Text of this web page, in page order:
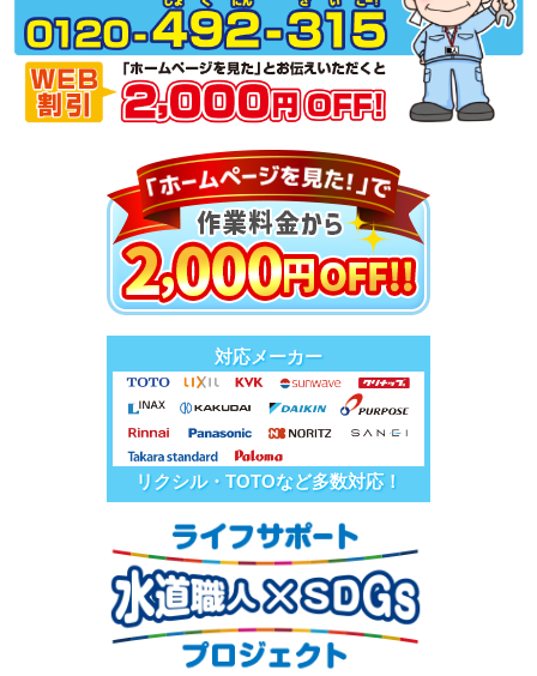
対応メーカー
リクシル・TOTOなど多数対応！